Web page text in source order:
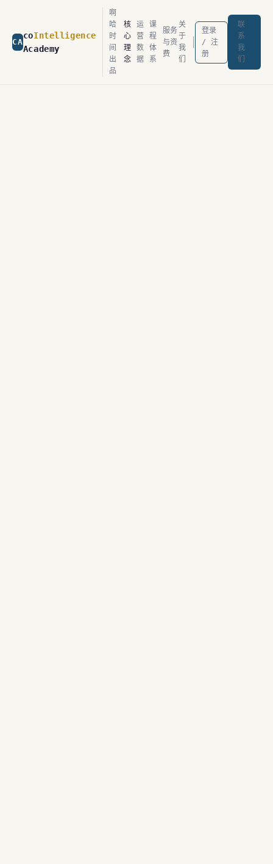
CA
coIntelligence
Academy
啊
哈
时
间
出
品
核
心
理
念
运
营
数
据
课
程
体
系
服务
与资
费
关
于
我
们
登录
/ 注
册
联
系
我
们